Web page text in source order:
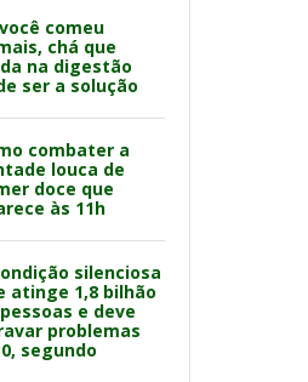
comeu
chá que
na digestão
ser a solução
combater a
louca de
doce que
às 11h
silenciosa
atinge 1,8 bilhão
e deve
problemas
segundo